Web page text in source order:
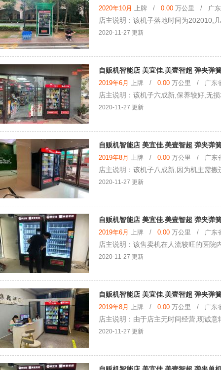
2020年10月 上牌 / 0.00 万公里 / 广东
店主说明：该机子落地时间为202010,
2020-11-27 更新
自贩机智能店 美宜佳.美壹智超 弹夹弹
2019年6月 上牌 / 0.00 万公里 / 广东省
店主说明：该机子六成新,保养较好,无
2020-11-27 更新
自贩机智能店 美宜佳.美壹智超 弹夹弹
2019年8月 上牌 / 0.00 万公里 / 广东省
店主说明：该机子八成新,因为机主需
2020-11-27 更新
自贩机智能店 美宜佳.美壹智超 弹夹弹
2019年6月 上牌 / 0.00 万公里 / 广东省
店主说明：该售卖机在人流较旺的医院
2020-11-27 更新
自贩机智能店 美宜佳.美壹智超 弹夹弹
2019年8月 上牌 / 0.00 万公里 / 广东省
店主说明：由于店主无时间经营,现诚
2020-11-27 更新